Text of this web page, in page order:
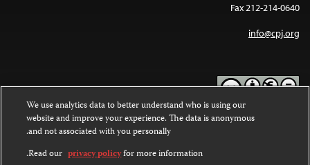
Fax 212-214-0640
info@cpj.org
Except where noted, text on this website is licensed under a
Commons Attribution-NonCommercial-NoDerivatives 4.0
We use analytics data to better understand who is using our
website and improve your experience. The data is anonymous
and not associated with you personally.
Read our privacy policyfor more information.